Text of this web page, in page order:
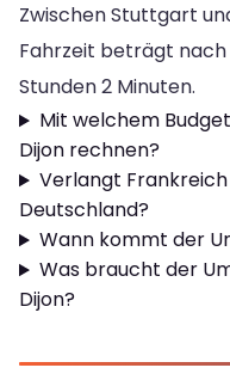
Zwischen Stuttgart
Fahrzeit beträgt
Stunden 2 Minuten.
Mit welchem
Dijon rechnen?
Verlangt
Deutschland?
Wann kommt der
Was braucht der
Dijon?